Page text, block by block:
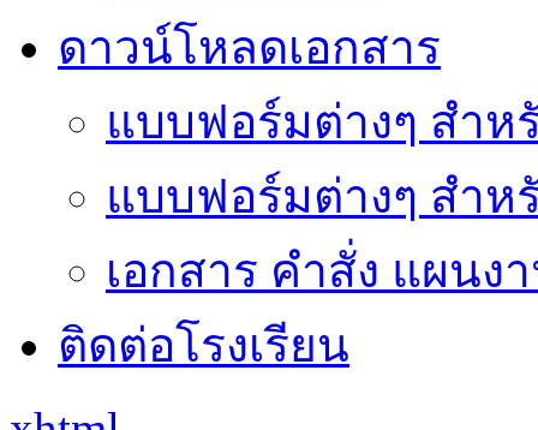
ดาวน์โหลดเอกสาร
แบบฟอร์มต่างๆ สำห
แบบฟอร์มต่างๆ สำห
เอกสาร คำสั่ง แผนง
ติดต่อโรงเรียน